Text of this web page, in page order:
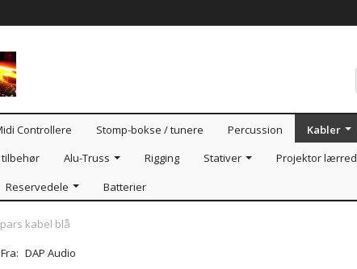
Controllere Stomp-bokse / tunere Percussion Kabler
tilbehør Alu-Truss Rigging Stativer Projektor lærred
Reservedele Batterier
pars kabel blå
Fra: DAP Audio